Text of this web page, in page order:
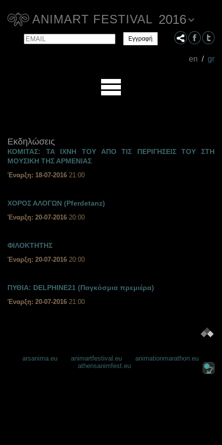
ANIMART FESTIVAL 2016
en / gr
Email Name
Εκδηλώσεις
ΚΟΜΙΤΑΣ: ΤΑ ΙΧΝΗ ΤΟΥ ΑΠΟ ΤΙΣ ΠΕΡΙΓΗΣΕΙΣ ΤΟΥ ΣΤΗ
ΜΟΥΣΙΚΗ ΤΗΣ ΑΡΜΕΝΙΑΣ
Έναρξη: 18-07-2016 21:00
ΧΟΡΟΣ ΑΛΟΓΩΝ (Pferdetanz)
Έναρξη: 20-07-2016 20:00
ΦΙΛΟΚΤΗΤΗΣ
Έναρξη: 20-07-2016 20:00
ΠΥΘΙΑ: DELPHINE21 (Παγκόσμια πρεμιέρα)
Έναρξη: 20-07-2016 21:00
arsanima.eu animartfestival.eu
animationmarathon.eu
athensanimfest.eu